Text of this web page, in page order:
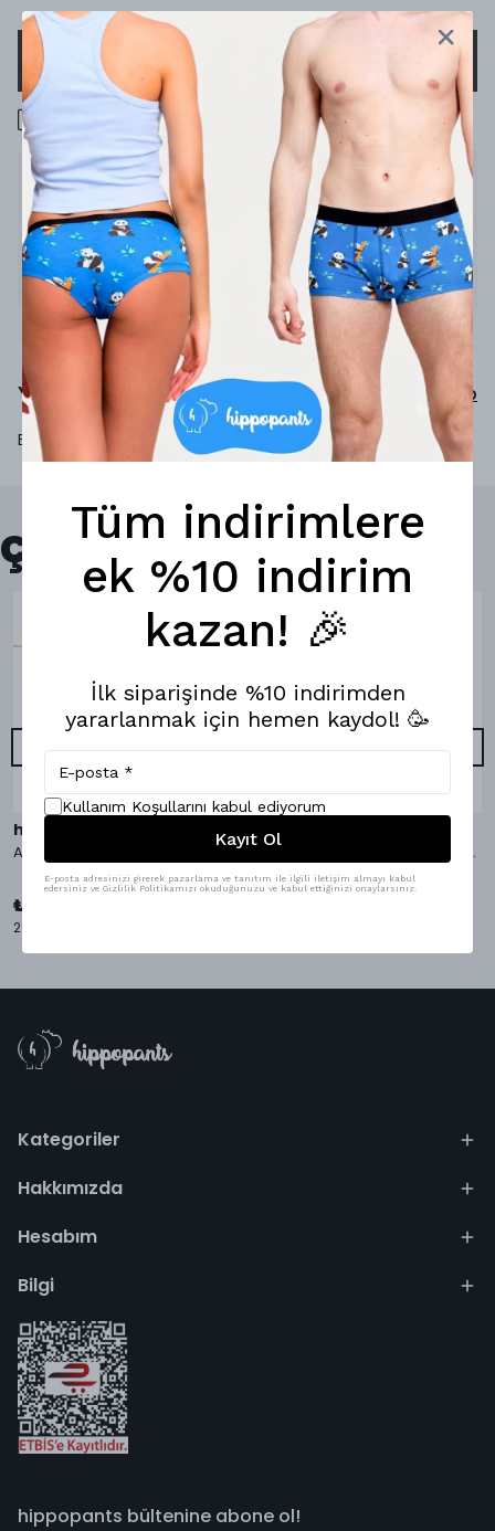
SEPETE EKLE
1000 TL üzeri ücretsiz kargo
Ürün Açıklaması
Mini mini birler, çalışkan ikiler, çok rahat hippolar!
%92 micro-modal
%8 elastan
Yorumlar Yorum Yap
Bu ürün için henüz yorum yapılmamış.
Çok Satanlar
hippopants
AvocaDo It Bambu Çorap
₺ 349.00
2 Çorap Bedeni
hippopants
AvocaDo It Boxer & Bambu Çorap
%9
₺ 1,098.00
Kategoriler
Hakkımızda
Hesabım
Bilgi
hippopants bültenine abone ol!
Tüm indirimlere
ek %10 indirim
kazan! 🎉
İlk siparişinde %10 indirimden
yararlanmak için hemen kaydol! 🥳
Kullanım Koşullarını kabul ediyorum
Kayıt Ol
E-posta adresinizi girerek pazarlama ve tanıtım ile ilgili iletişim almayı kabul
edersiniz ve Gizlilik Politikamızı okuduğunuzu ve kabul ettiğinizi onaylarsınız.